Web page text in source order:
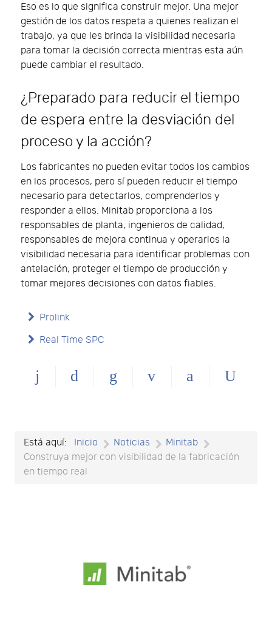
Eso es lo que significa construir mejor. Una mejor
gestión de los datos respeta a quienes realizan el
trabajo, ya que les brinda la visibilidad necesaria
para tomar la decisión correcta mientras esta aún
puede cambiar el resultado.
¿Preparado para reducir el tiempo
de espera entre la desviación del
proceso y la acción?
Los fabricantes no pueden evitar todos los cambios
en los procesos, pero sí pueden reducir el tiempo
necesario para detectarlos, comprenderlos y
responder a ellos. Minitab proporciona a los
responsables de planta, ingenieros de calidad,
responsables de mejora continua y operarios la
visibilidad necesaria para identificar problemas con
antelación, proteger el tiempo de producción y
tomar mejores decisiones con datos fiables.
Prolink
Real Time SPC
Está aquí: Inicio Noticias
Minitab
Construya mejor con visibilidad de la fabricación
en tiempo real